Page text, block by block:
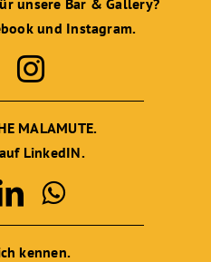
unsere Bar & Gallery?
und Instagram.
MALAMUTE.
LinkedIN.
kennen.